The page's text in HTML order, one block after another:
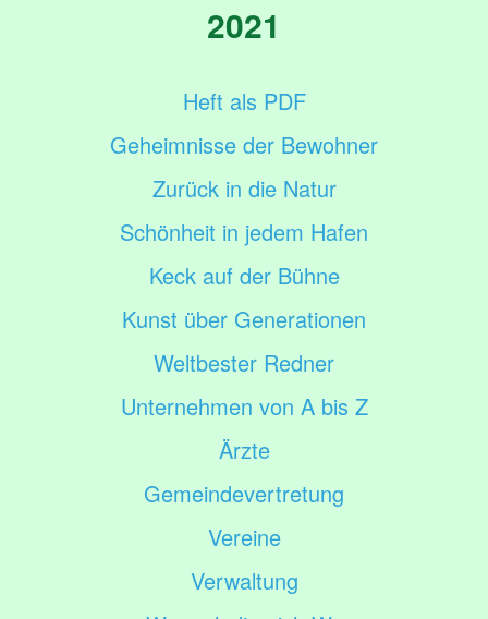
2021
Heft als PDF
Geheimnisse der Bewohner
Zurück in die Natur
Schönheit in jedem Hafen
Keck auf der Bühne
Kunst über Generationen
Weltbester Redner
Unternehmen von A bis Z
Ärzte
Gemeindevertretung
Vereine
Verwaltung